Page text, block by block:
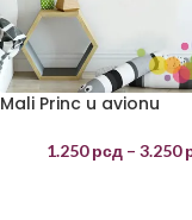
Mali Princ u avionu
1.250рсд – 3.250